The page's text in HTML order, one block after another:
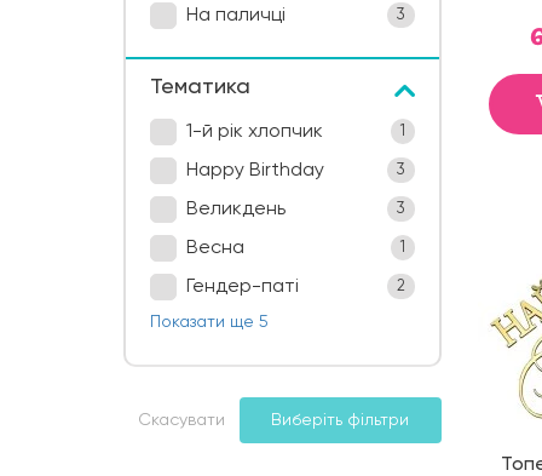
На паличці 3
Тематика
1-й рік хлопчик
Happy Birthday 3
Великдень 3
Весна
Гендер-паті 2
Показати ще 5
Скасувати Виберіть фільтри